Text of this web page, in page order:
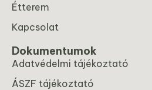
Étterem
Kapcsolat
Dokumentumok
Adatvédelmi tájékoztató
ÁSZF tájékoztató